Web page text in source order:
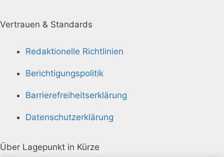
Vertrauen & Standards
Redaktionelle Richtlinien
Berichtigungspolitik
Barrierefreiheitserklärung
Datenschutzerklärung
Über Lagepunkt in Kürze